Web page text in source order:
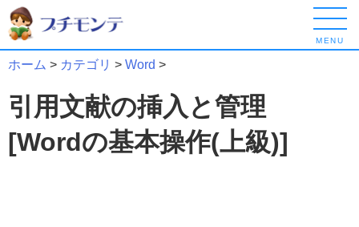
MENU
ホーム > カテゴリ > Word >
引用文献の挿入と管理
[Wordの基本操作(上級)]